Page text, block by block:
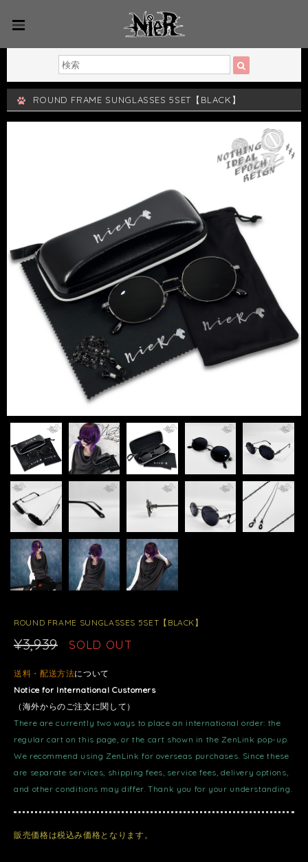
ROUND FRAME SUNGLASSES 5SET【BLACK】
ROUND FRAME SUNGLASSES 5SET【BLACK】
¥3,939 SOLD OUT
送料・配送方法について
Notice for International Customers
（海外からのご注文に関して）
There are currently two ways to place an international order: the
regular cart on this page, or the cart shown in the ZenLink pop-up.
We recommend using ZenLink for overseas purchases. Since these
are separate services, shipping fees, service fees, delivery options,
and other conditions may differ. Thank you for your understanding.
販売価格は税込み価格となります。